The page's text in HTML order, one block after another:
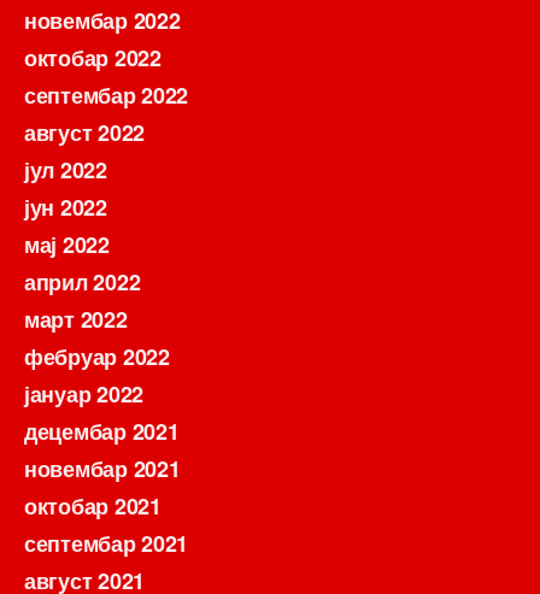
новембар 2022
октобар 2022
септембар 2022
август 2022
јул 2022
јун 2022
мај 2022
април 2022
март 2022
фебруар 2022
јануар 2022
децембар 2021
новембар 2021
октобар 2021
септембар 2021
август 2021